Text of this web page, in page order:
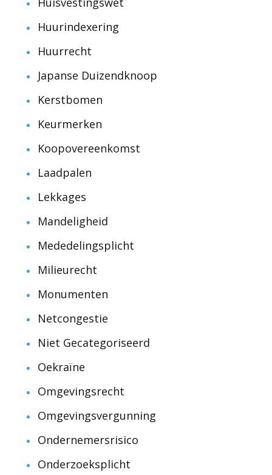
Huurindexering
Huurrecht
Japanse Duizendknoop
Kerstbomen
Keurmerken
Koopovereenkomst
Laadpalen
Lekkages
Mandeligheid
Mededelingsplicht
Milieurecht
Monumenten
Netcongestie
Niet Gecategoriseerd
Oekraïne
Omgevingsrecht
Omgevingsvergunning
Ondernemersrisico
Onderzoeksplicht